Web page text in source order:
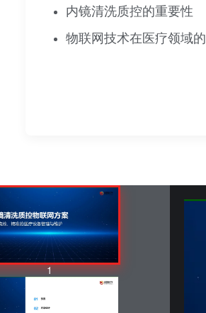
内镜清洗质控的重要性
物联网技术在医疗领域的应用趋势
1